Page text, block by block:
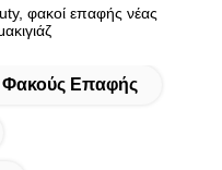
φακοί επαφής νέας
Φακούς Επαφής